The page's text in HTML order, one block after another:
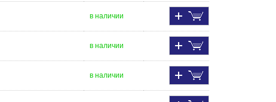
в наличии
в наличии
в наличии